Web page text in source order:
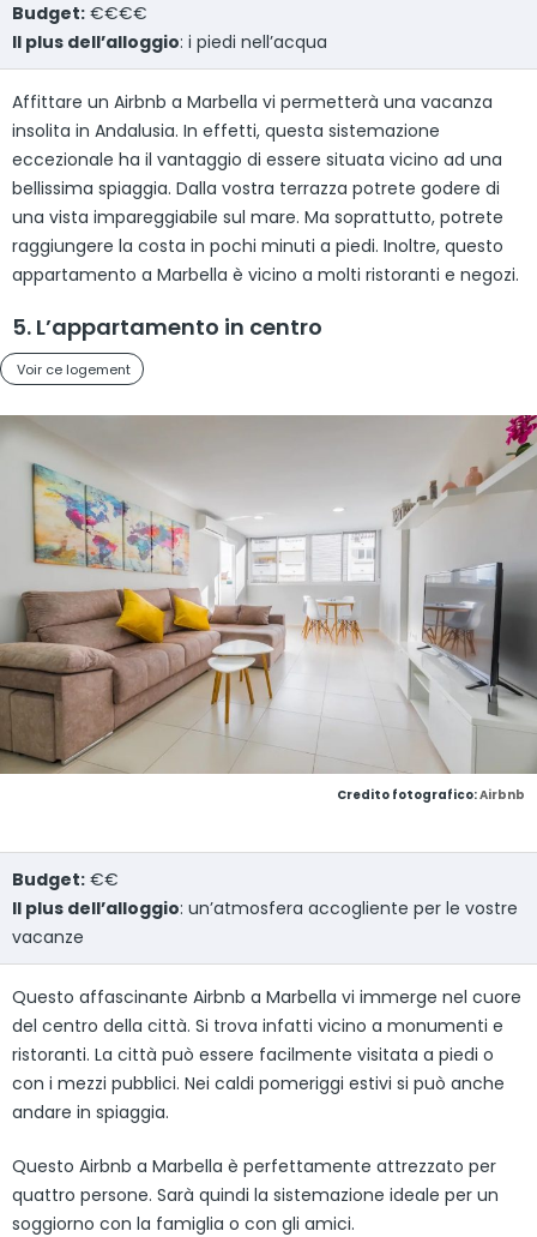
Budget: €€€€
Il plus dell’alloggio: i piedi nell’acqua
Affittare un Airbnb a Marbella vi permetterà una vacanza
insolita in Andalusia. In effetti, questa sistemazione
eccezionale ha il vantaggio di essere situata vicino ad una
bellissima spiaggia. Dalla vostra terrazza potrete godere di
una vista impareggiabile sul mare. Ma soprattutto, potrete
raggiungere la costa in pochi minuti a piedi. Inoltre, questo
appartamento a Marbella è vicino a molti ristoranti e negozi.
5. L’appartamento in centro
Voir ce logement
Credito fotografico:Airbnb
Budget: €€
Il plus dell’alloggio: un’atmosfera accogliente per le vostre
vacanze
Questo affascinante Airbnb a Marbella vi immerge nel cuore
del centro della città. Si trova infatti vicino a monumenti e
ristoranti. La città può essere facilmente visitata a piedi o
con i mezzi pubblici. Nei caldi pomeriggi estivi si può anche
andare in spiaggia.
Questo Airbnb a Marbella è perfettamente attrezzato per
quattro persone. Sarà quindi la sistemazione ideale per un
soggiorno con la famiglia o con gli amici.